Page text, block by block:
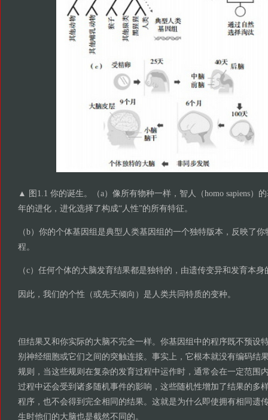
▲ 图1.1 你的诞生。（a）像所有物种一样，智人（homo sapiens）
年的进化，进化选择了构成“人性”的所有特征。
（b）你的个体基因组是典型人类基因组的一个独特版本，反映了
程。
（c）任何个体的大脑发育结果都是独特的，由遗传变异和发育本
因此，我们的个性（或先天倾向）是人类共同特质的变种。
但结果又和你实际的大脑不完全一样。你基因组中的程序既不预设
别神经细胞或它们之间的突触连接。事实上，它根本就没有编码结
规则，当这些规则在复杂的发育过程中运作时，通常会在一定范围
过程中还会受到诸多随机事件的影响，这些随机性增加了结果的多
程序，也不会得到完全相同的结果。这就是为什么即使拥有相同遗
生时他们的大脑也是截然不同的。